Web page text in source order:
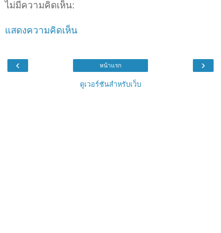
ไม่มีความคิดเห็น:
แสดงความคิดเห็น
‹ ›
หน้าแรก
ดูเวอร์ชันสำหรับเว็บ